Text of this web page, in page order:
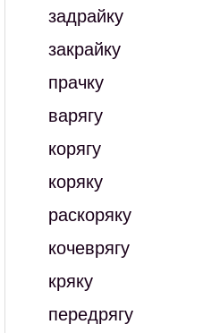
задрайку
закрайку
прачку
варягу
корягу
коряку
раскоряку
кочеврягу
кряку
передрягу